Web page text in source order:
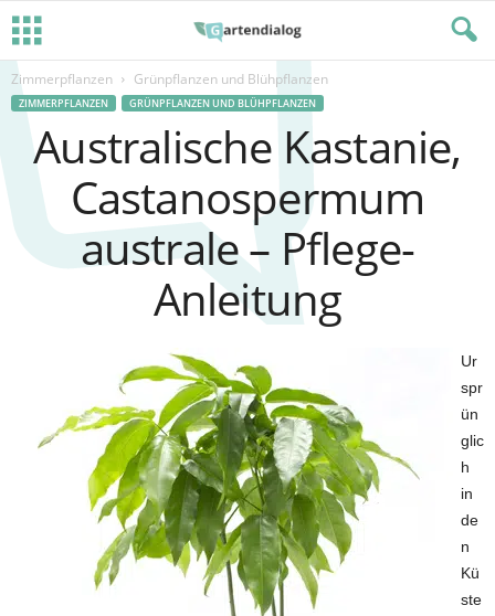
Zimmerpflanzen Grünpflanzen und Blühpflanzen
ZIMMERPFLANZEN GRÜNPFLANZEN UND BLÜHPFLANZEN
Australische Kastanie,
Castanospermum
australe – Pflege-
Anleitung
Ur
spr
ün
glic
h
in
de
n
Kü
ste